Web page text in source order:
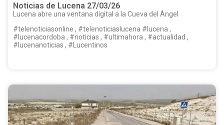
Noticias de Lucena 27/03/26
Lucena abre una ventana digital a la Cueva del Ángel
#telenoticiasonline , #telenoticiaslucena #lucena ,
#lucenacordoba , #noticias , #ultimahora , #actualidad ,
#lucenanoticias , #Lucentinos